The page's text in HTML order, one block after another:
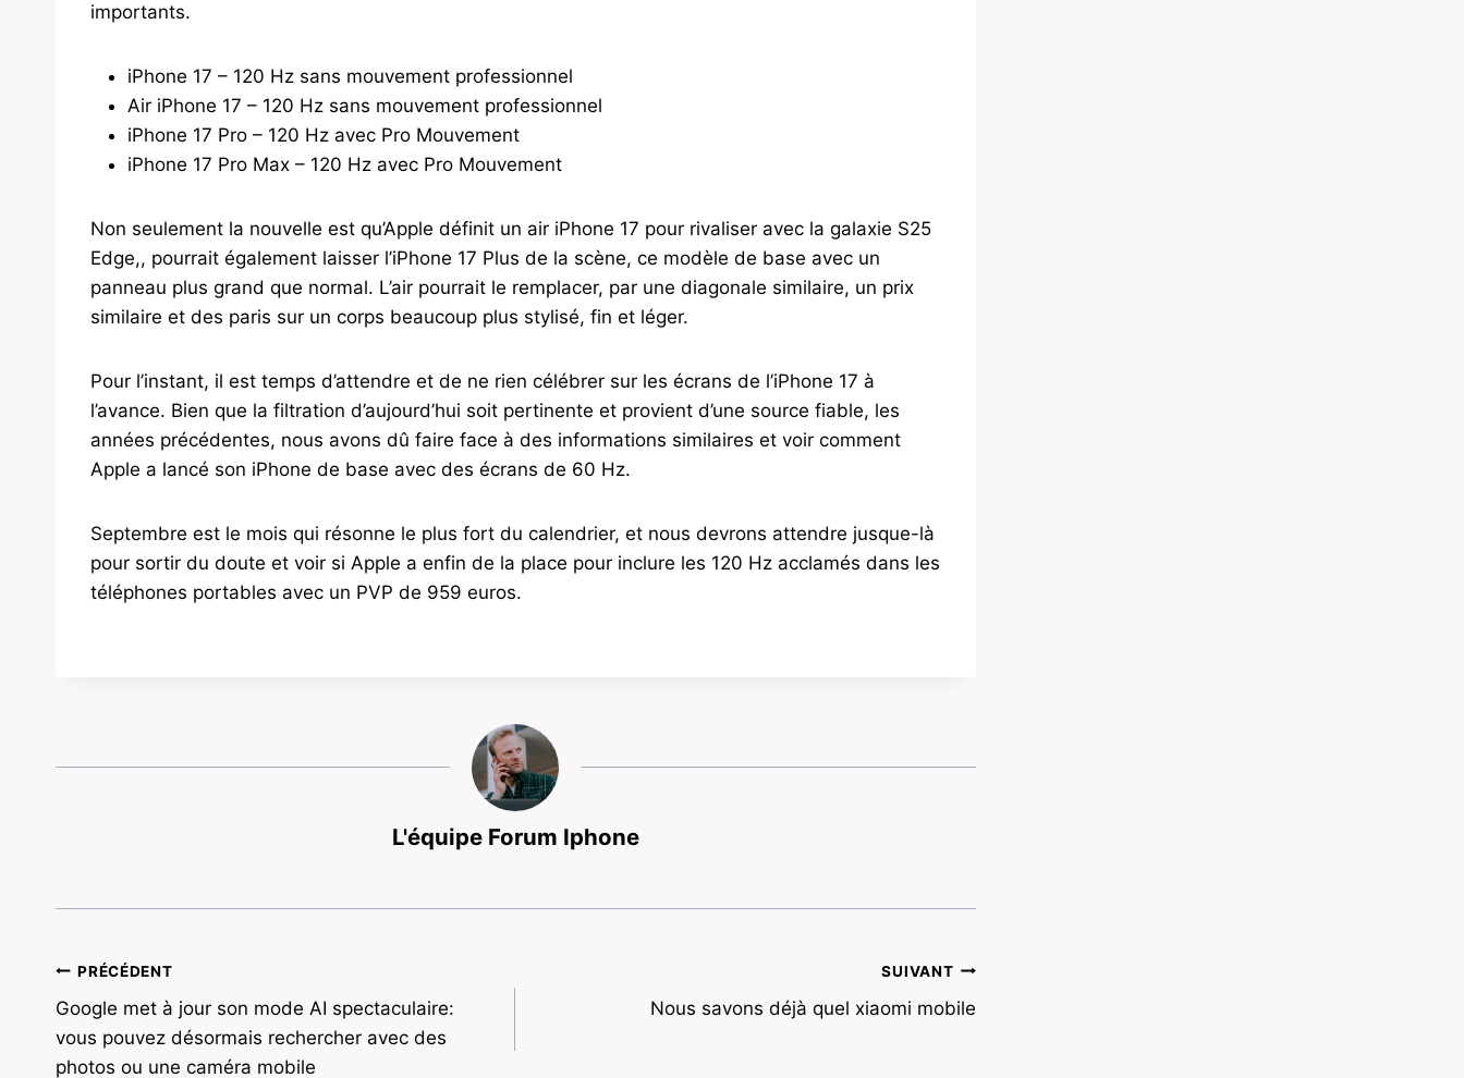
importants.
iPhone 17 – 120 Hz sans mouvement professionnel
Air iPhone 17 – 120 Hz sans mouvement professionnel
iPhone 17 Pro – 120 Hz avec Pro Mouvement
iPhone 17 Pro Max – 120 Hz avec Pro Mouvement
Non seulement la nouvelle est qu’Apple définit un air iPhone 17 pour rivaliser avec la galaxie S25
Edge,, pourrait également laisser l’iPhone 17 Plus de la scène, ce modèle de base avec un
panneau plus grand que normal. L’air pourrait le remplacer, par une diagonale similaire, un prix
similaire et des paris sur un corps beaucoup plus stylisé, fin et léger.
Pour l’instant, il est temps d’attendre et de ne rien célébrer sur les écrans de l’iPhone 17 à
l’avance. Bien que la filtration d’aujourd’hui soit pertinente et provient d’une source fiable, les
années précédentes, nous avons dû faire face à des informations similaires et voir comment
Apple a lancé son iPhone de base avec des écrans de 60 Hz.
Septembre est le mois qui résonne le plus fort du calendrier, et nous devrons attendre jusque-là
pour sortir du doute et voir si Apple a enfin de la place pour inclure les 120 Hz acclamés dans les
téléphones portables avec un PVP de 959 euros.
L'équipe Forum Iphone
Navigation
de
l’article
PRÉCÉDENT
Google met à jour son mode AI spectaculaire:
vous pouvez désormais rechercher avec des
photos ou une caméra mobile
SUIVANT
Nous savons déjà quel xiaomi mobile